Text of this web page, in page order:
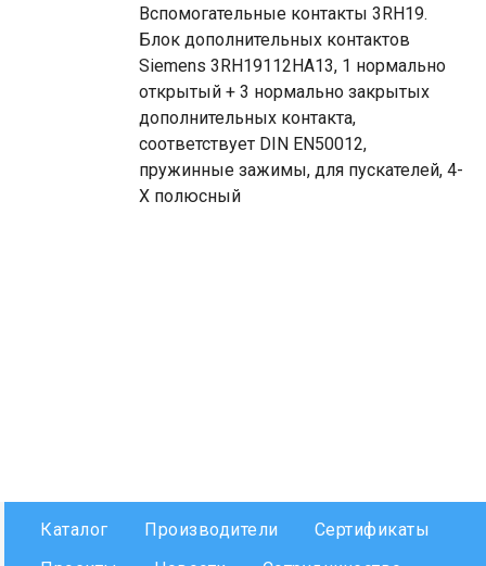
Вспомогательные контакты 3RH19.
Блок дополнительных контактов
Siemens 3RH19112HA13, 1 нормально
открытый + 3 нормально закрытых
дополнительных контакта,
соответствует DIN EN50012,
пружинные зажимы, для пускателей, 4-
Х полюсный
Каталог Производители
Сертификаты